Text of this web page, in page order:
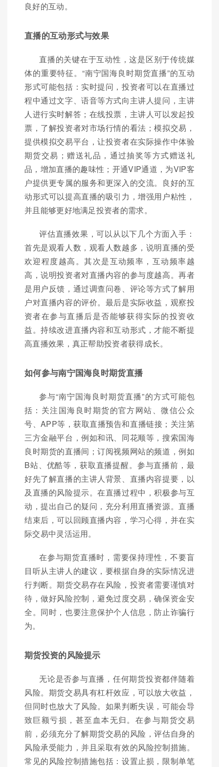
良好的互动。
直播的互动形式与效果
直播的关键在于互动性，这是区别于传统媒
体的重要特征。“南宁国海良时期货直播”的互动
形式可能包括：实时提问，投资者可以在直播过
程中通过文字、语音等方式向主讲人提问，主讲
人进行实时解答；在线投票，主讲人可以发起投
票，了解投资者对市场行情的看法；模拟交易，
提供模拟交易平台，让投资者在实际操作中体验
期货交易；赠送礼品，通过抽奖等方式赠送礼
品，增加直播的趣味性；开通VIP通道，为VIP客
户提供更专属的服务和更深入的交流。良好的互
动形式可以提高直播的吸引力，增强用户粘性，
并且能够更好地满足投资者的需求。
评估直播效果，可以从以下几个方面入手：
首先是观看人数，观看人数越多，说明直播的受
欢迎程度越高。其次是互动频率，互动频率越
高，说明投资者对直播内容的参与度越高。再者
是用户反馈，通过调查问卷、评论等方式了解用
户对直播内容的评价。最后是实际收益，观察投
资者在参与直播后是否能够获得实际的投资收
益。持续改进直播内容和互动形式，才能不断提
高直播效果，真正帮助投资者获得成长。
如何参与南宁国海良时期货直播
参与“南宁国海良时期货直播”的方式可能包
括：关注国海良时期货的官方网站、微信公众
号、APP等，获取直播预告和直播链接；关注第
三方金融平台，例如和讯、同花顺等，搜索国海
良时期货的直播间；订阅视频网站的频道，例如
B站、优酷等，获取直播提醒。参与直播前，最
好先了解直播的主讲人背景、直播内容提要，以
及直播的风险提示。在直播过程中，积极参与互
动，提出自己的疑问，充分利用直播资源。直播
结束后，可以回顾直播内容，学习心得，并在实
际交易中灵活运用。
在参与期货直播时，需要保持理性，不要盲
目听从主讲人的建议，要根据自身的实际情况进
行判断。期货交易存在风险，投资者需要谨慎对
待，做好风险控制，避免过度交易，确保资金安
全。同时，也要注意保护个人信息，防止诈骗行
为。
期货投资的风险提示
无论是否参与直播，任何期货投资都伴随着
风险。期货交易具有杠杆效应，可以放大收益，
但同时也放大了风险。如果判断失误，可能会导
致巨额亏损，甚至血本无归。在参与期货交易
前，必须充分了解期货交易的风险，评估自身的
风险承受能力，并且采取有效的风险控制措施。
常见的风险控制措施包括：设置止损，限制单笔